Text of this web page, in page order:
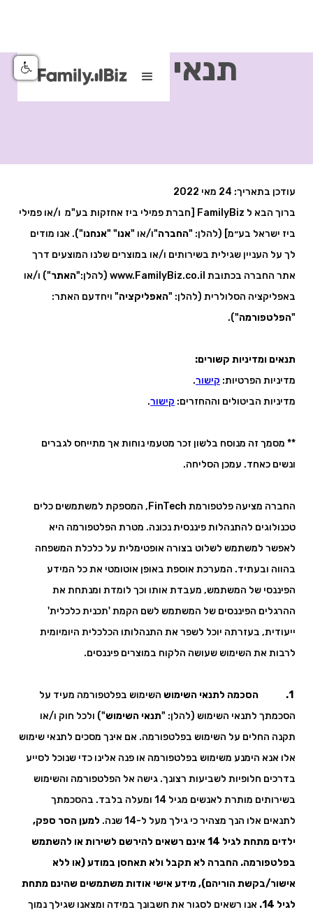
תנאי שימוש
עודכן בתאריך: 24 מאי 2022
ברוך הבא ל FamilyBiz [חברת פמילי ביז אחזקות בע"מ ו/או פמילי
ביז ישראל בע״מ] (להלן: "החברה"ו/או "אנו" "אנחנו"). אנו מודים
לך על העניין שגילית בשירותים ו/או במוצרים שלנו המוצעים דרך
אתר החברה בכתובת www.FamilyBiz.co.il (להלן:"
האתר") ו/או
באפליקציה הסלולרית (להלן: "האפליקציה" ויחדעם האתר:
"הפלטפורמה").
תנאים ומדיניות קשורים:
מדיניות הפרטיות: קישור.
מדיניות הביטולים וההחזרים: קישור.
** מסמך זה מנוסח בלשון זכר מטעמי נוחות אך מתייחס לגברים
ונשים כאחד. עמכן הסליחה.
החברה מציעה פלטפורמת FinTech, המספקת למשתמשים כלים
טכנולוגים להתנהלות פיננסית נכונה. מטרת הפלטפורמה היא
לאפשר למשתמש לשלוט בצורה אופטימלית על כלכלת המשפחה
בהווה ובעתיד. המערכת אוספת באופן אוטומטי את כל המידע
הפיננסי של המשתמש, מעבדת אותו וכך לומדת ומנתחת את
ההרגלים הפיננסים של המשתמש לשם הקמת 'תכנית כלכלית'
ייעודית, בעזרתה יוכל לשפר את התנהלותו הכלכלית היומיומית
לרבות את השימוש שעושה הלקוח במוצרים פיננסים.
1. הסכמה לתנאי השימוש
השימוש בפלטפורמה מעיד על
הסכמתך לתנאי השימוש (להלן: "תנאי השימוש") ולכל חוק ו/או
תקנה החלים על השימוש בפלטפורמה. אם אינך מסכים לתנאי שימוש
אלו אנא הימנע משימוש בפלטפורמה או פנה אלינו כדי שנוכל לסייע
בדרכים חלופיות לשביעות רצונך. גישה אל הפלטפורמה והשימוש
בשירותים מותרת לאנשים מגיל 14 ומעלה בלבד. בהסכמתך
לתנאים אלו הנך מצהיר כי גילך מעל ל-14 שנה.
למען הסר ספק,
ילדים מתחת לגיל 14 אינם רשאים להירשם לשירות או להשתמש
בפלטפורמה. החברה לא תקבל ולא תאחסן במודע (או ללא
אישור/בקשת הוריהם), מידע אישי אודות משתמשים שהינם מתחת
לגיל 14.
אנו רשאים לסגור את חשבונך במידה ומצאנו שגילך נמוך